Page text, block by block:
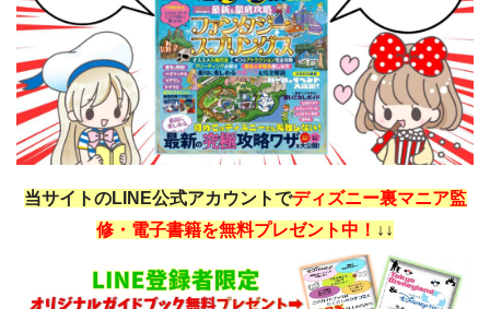
当サイトのLINE公式アカウントでディズニー裏マニア監
修・電子書籍を無料プレゼント中！ ↓↓